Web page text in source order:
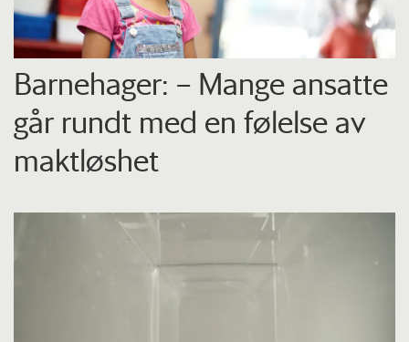
Barnehager: – Mange ansatte
går rundt med en følelse av
maktløshet